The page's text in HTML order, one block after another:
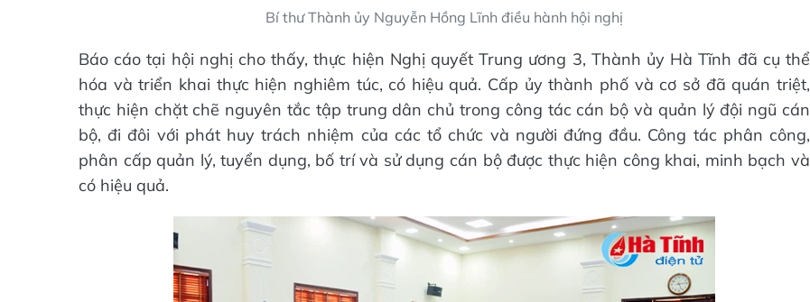
Bí thư Thành ủy Nguyễn Hồng Lĩnh điều hành hội nghị
Báo cáo tại hội nghị cho thấy, thực hiện Nghị quyết Trung ương 3, Thành ủy Hà Tĩnh đã cụ thể
hóa và triển khai thực hiện nghiêm túc, có hiệu quả. Cấp ủy thành phố và cơ sở đã quán triệt,
thực hiện chặt chẽ nguyên tắc tập trung dân chủ trong công tác cán bộ và quản lý đội ngũ cán
bộ, đi đôi với phát huy trách nhiệm của các tổ chức và người đứng đầu. Công tác phân công,
phân cấp quản lý, tuyển dụng, bố trí và sử dụng cán bộ được thực hiện công khai, minh bạch và
có hiệu quả.